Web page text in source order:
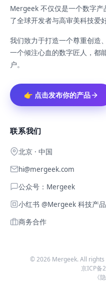
Mergeek 不仅仅是一个数字
了全球开发者与高审美科技爱
我们致力于打造一个尊重创造
一个倾注心血的数字匠人，都
户。
👉 点击发布你的产品
联系我们
北京 · 中国
hi@mergeek.com
公众号：Mergeek
小红书 @Mergeek 科技产
商务合作
©2026 Mergeek. All
京ICP备
《